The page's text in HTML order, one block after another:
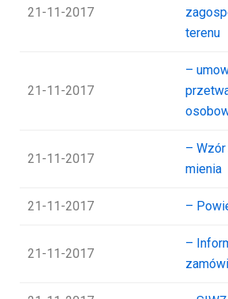
21-11-2017
terenu
21-11-2017
–
21-11-2017
–
mienia
21-11-2017 –
21-11-2017
–